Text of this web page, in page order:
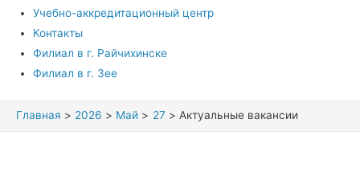
Учебно-аккредитационный центр
Контакты
Филиал в г. Райчихинске
Филиал в г. Зее
Главная 2026 Май 27 Актуальные вакансии